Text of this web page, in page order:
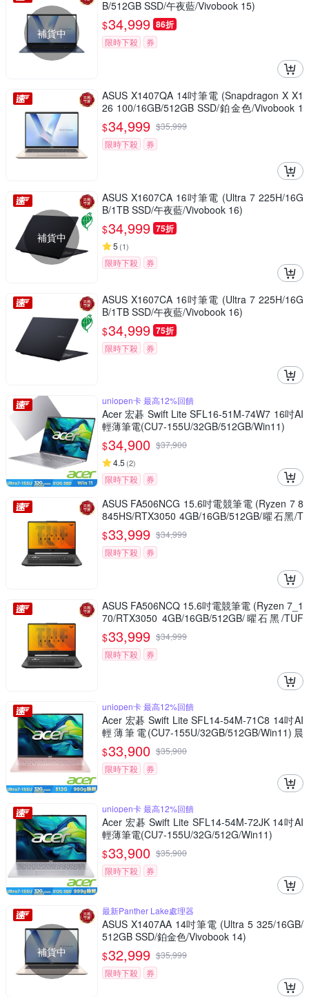
補貨中
B/512GB SSD/午夜藍/Vivobook 15)
$34,999 86折
限時下殺 券
ASUS X1407QA 14吋筆電 (Snapdragon X X1
26 100/16GB/512GB SSD/鉑金色/Vivobook 1
4)
$34,999 $35,999
限時下殺
券
補貨中
ASUS X1607CA 16吋筆電 (Ultra 7 225H/16G
B/1TB SSD/午夜藍/Vivobook 16)
$34,999 75折
5 (1)
限時下殺 券
ASUS X1607CA 16吋筆電 (Ultra 7 225H/16G
B/1TB SSD/午夜藍/Vivobook 16)
$34,999 75折
限時下殺 券
uniopen卡 最高12%回饋
Acer 宏碁 Swift Lite SFL16-51M-74W7 16吋AI
輕薄筆電(CU7-155U/32GB/512GB/Win11)
$34,900 $37,900
4.5 (2)
限時下殺 券
ASUS FA506NCG 15.6吋電競筆電 (Ryzen 7 8
845HS/RTX3050 4GB/16GB/512GB/曜石黑/T
UF Gaming A15)
$33,999 $34,999
限時下殺
券
ASUS FA506NCQ 15.6吋電競筆電 (Ryzen 7_1
70/RTX3050 4GB/16GB/512GB/曜石黑/TUF
Gaming A15)
$33,999 $34,999
限時下殺
券
uniopen卡 最高12%回饋
Acer 宏碁 Swift Lite SFL14-54M-71C8 14吋AI
輕薄筆電(CU7-155U/32GB/512GB/Win11)晨
曦粉
$33,900 $35,900
限時下殺
券
uniopen卡 最高12%回饋
Acer 宏碁 Swift Lite SFL14-54M-72JK 14吋AI
輕薄筆電(CU7-155U/32G/512G/Win11)
$33,900 $35,900
限時下殺
券
補貨中
最新Panther Lake處理器
ASUS X1407AA 14吋筆電 (Ultra 5 325/16GB/
512GB SSD/鉑金色/Vivobook 14)
$32,999 $35,999
限時下殺
券